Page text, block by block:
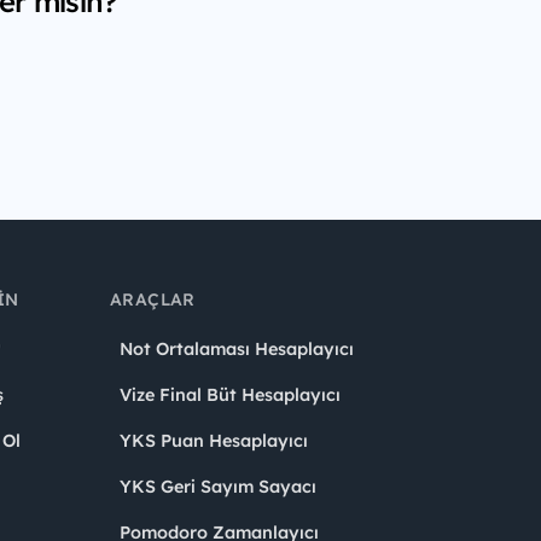
ARAÇLAR
Not Ortalaması Hesaplayıcı
Vize Final Büt Hesaplayıcı
YKS Puan Hesaplayıcı
YKS Geri Sayım Sayacı
Pomodoro Zamanlayıcı